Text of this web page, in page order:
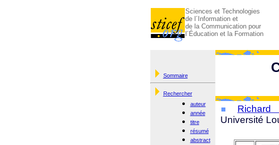
Sciences et Technologies
de l´Information et
de la Communication pour
l´Éducation et la Formation
Sommaire
Rechercher
auteur
année
titre
résumé
abstract
Richard
Université